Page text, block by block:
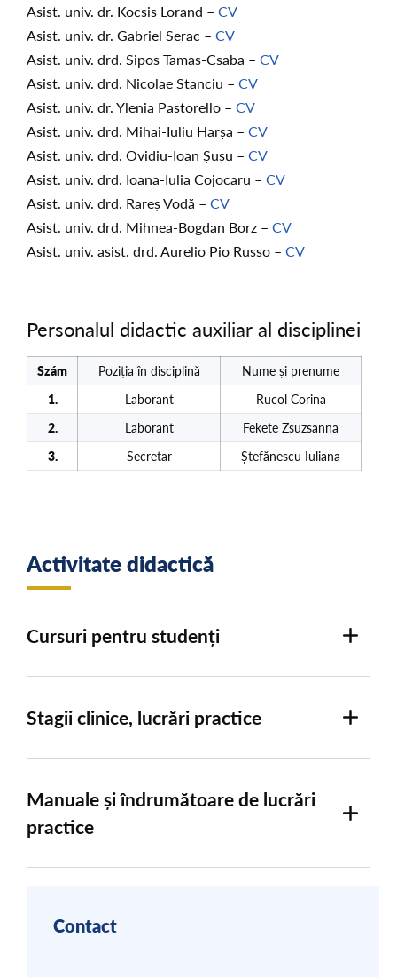
Asist. univ. dr. Kocsis Lorand – CV
Asist. univ. dr. Gabriel Serac – CV
Asist. univ. drd. Sipos Tamas-Csaba – CV
Asist. univ. drd. Nicolae Stanciu – CV
Asist. univ. dr. Ylenia Pastorello – CV
Asist. univ. drd. Mihai-Iuliu Harșa – CV
Asist. univ. drd. Ovidiu-Ioan Șușu – CV
Asist. univ. drd. Ioana-Iulia Cojocaru – CV
Asist. univ. drd. Rareș Vodă – CV
Asist. univ. drd. Mihnea-Bogdan Borz – CV
Asist. univ. asist. drd. Aurelio Pio Russo – CV
Personalul didactic auxiliar al disciplinei
Szám Poziția în disciplină
Nume și prenume
1.
Laborant
Rucol Corina
2.
Laborant
Fekete Zsuzsanna
3.
Secretar Ștefănescu Iuliana
Activitate didactică
Cursuri pentru studenți
Stagii clinice, lucrări practice
Manuale și îndrumătoare de lucrări
practice
Contact